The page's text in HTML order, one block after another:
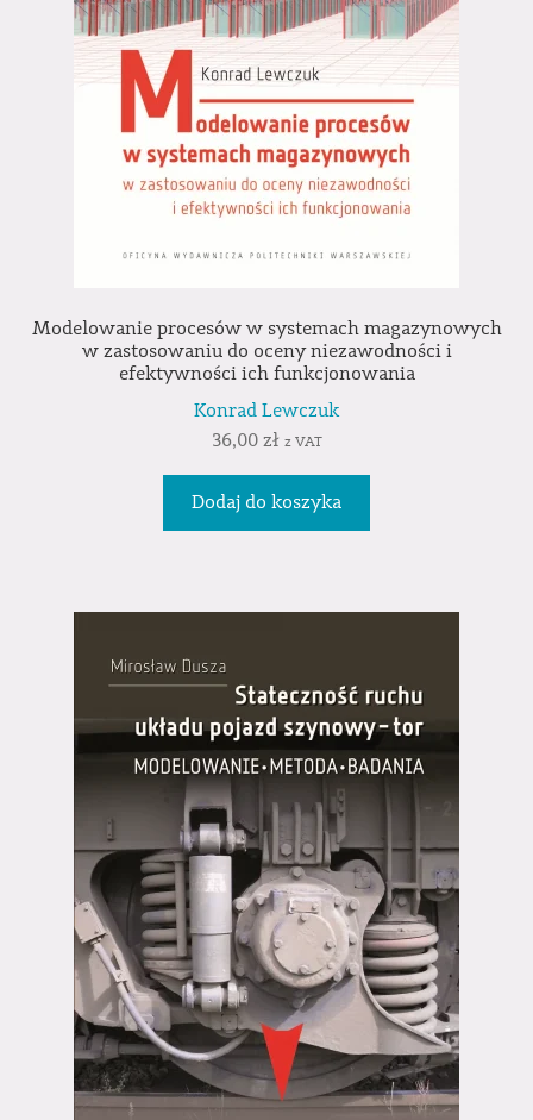
Modelowanie procesów w systemach magazynowych
w zastosowaniu do oceny niezawodności i
efektywności ich funkcjonowania
Konrad Lewczuk
36,00 zł z VAT
Dodaj do koszyka